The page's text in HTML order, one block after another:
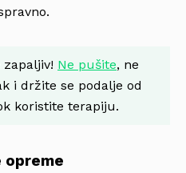
zapaljiv! Ne pušite, ne
i držite se podalje od
koristite terapiju.
opreme